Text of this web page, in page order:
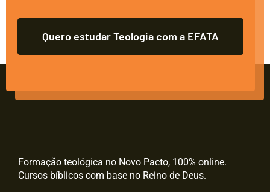
Quero estudar Teologia com a EFATA
Formação teológica no Novo Pacto, 100% online.
Cursos bíblicos com base no Reino de Deus.